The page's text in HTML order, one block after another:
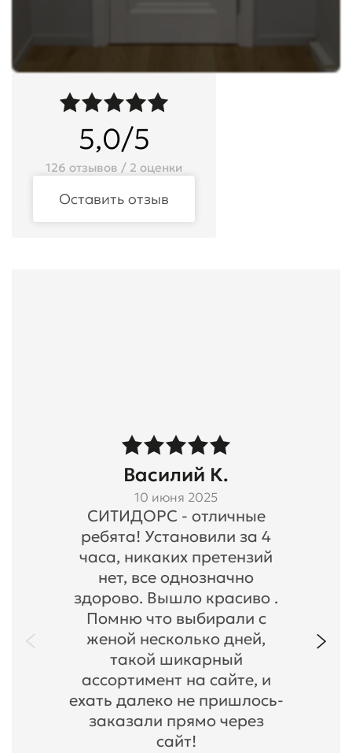
5,0/5
126 отзывов / 2 оценки
Оставить отзыв
Василий К.
10 июня 2025
СИТИДОРС - отличные
ребята! Установили за 4
часа, никаких претензий
нет, все однозначно
здорово. Вышло красиво .
Помню что выбирали с
женой несколько дней,
такой шикарный
ассортимент на сайте, и
ехать далеко не пришлось-
заказали прямо через
сайт!